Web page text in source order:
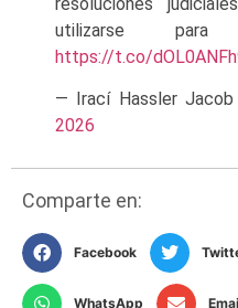
utilizarse para
https://t.co/
— Irací Hassler Jacob
2026
Comparte en:
Facebook
WhatsApp